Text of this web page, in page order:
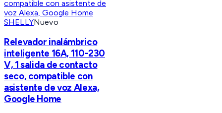
SHELLYNuevo
Relevador inalámbrico
inteligente 16A, 110-230
V, 1 salida de contacto
seco, compatible con
asistente de voz Alexa,
Google Home